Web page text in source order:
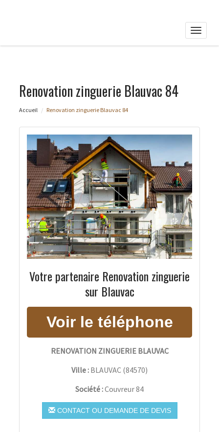
Toggle
Renovation zinguerie Blauvac 84
Accueil Renovation zinguerie Blauvac 84
Votre partenaire Renovation zinguerie
sur Blauvac
RENOVATION ZINGUERIE BLAUVAC
Ville : BLAUVAC (84570)
Société :Couvreur 84
CONTACT OU DEMANDE DE DEVIS